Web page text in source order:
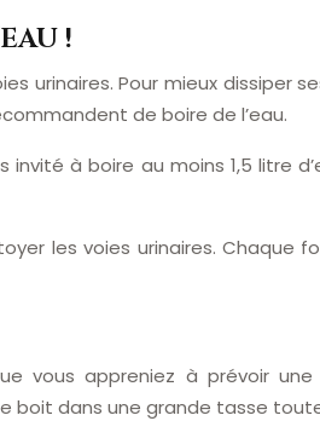
!
Pour mieux dissiper
de boire de l’eau.
à boire au moins 1,5 litre
les voies urinaires. Chaque
vous appreniez à prévoir
boit dans une grande tasse